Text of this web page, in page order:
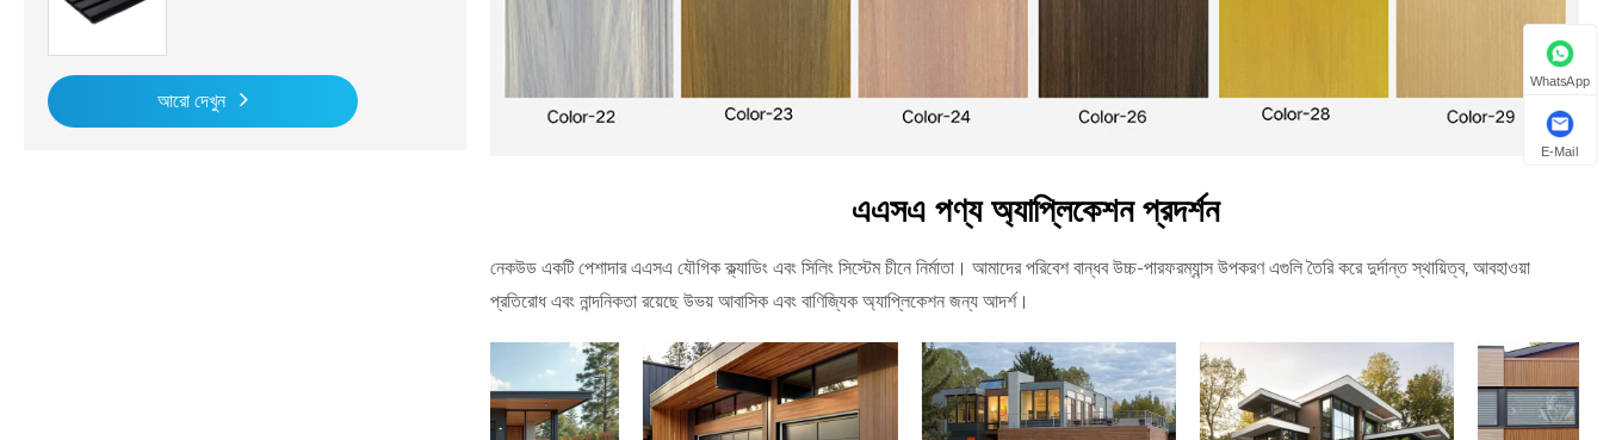
আরো দেখুন
এএসএ পণ্য অ্যাপ্লিকেশন প্রদর্শন
নেকউড একটি পেশাদার এএসএ যৌগিক ক্ল্যাডিং এবং সিলিং সিস্টেম চীনে নির্মাতা। আমাদের পরিবেশ বান্ধব উচ্চ-পারফরম্যান্স উপকরণ এগুলি তৈরি করে দুর্দান্ত স্থায়িত্ব, আবহাওয়া
প্রতিরোধ এবং নান্দনিকতা রয়েছে উভয় আবাসিক এবং বাণিজ্যিক অ্যাপ্লিকেশন জন্য আদর্শ।
WhatsApp
E-Mail